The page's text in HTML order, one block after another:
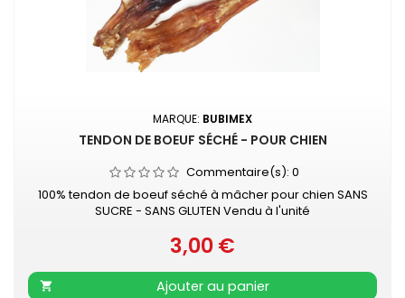
MARQUE: BUBIMEX
TENDON DE BOEUF SÉCHÉ - POUR CHIEN
Commentaire(s): 0
100% tendon de boeuf séché à mâcher pour chien SANS
SUCRE - SANS GLUTEN Vendu à l'unité
Prix
3,00 €

Ajouter au panier